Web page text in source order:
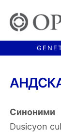
Синоними
Dusicyon